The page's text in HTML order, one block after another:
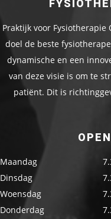
Praktijk voor
doel de beste
dynamische en een
van deze visie is om te
patiënt. Dit is
Maandag
Dinsdag
Woensdag
Donderdag